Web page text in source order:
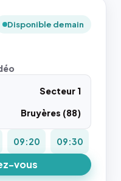
Disponible demain
Secteur 1
Bruyères (88)
09:20 09:30
vous